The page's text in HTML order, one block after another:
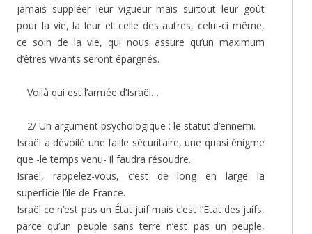
jamais suppléer leur vigueur mais surtout leur goût
pour la vie, la leur et celle des autres, celui-ci même,
ce soin de la vie, qui nous assure qu’un maximum
d’êtres vivants seront épargnés.
Voilà qui est l’armée d’Israël…
2/ Un argument psychologique : le statut d’ennemi.
Israël a dévoilé une faille sécuritaire, une quasi énigme
que -le temps venu- il faudra résoudre.
Israël, rappelez-vous, c’est de long en large la
superficie l’île de France.
Israël ce n’est pas un État juif mais c’est l’Etat des juifs,
parce qu’un peuple sans terre n’est pas un peuple,